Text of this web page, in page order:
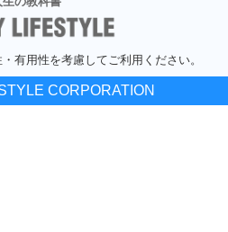
有用性を考慮してご利用ください。
CORPORATION